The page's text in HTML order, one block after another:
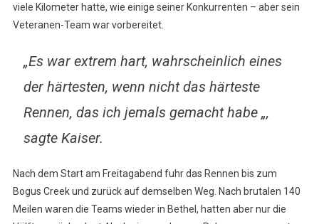
viele Kilometer hatte, wie einige seiner Konkurrenten – aber sein
Veteranen-Team war vorbereitet.
„Es war extrem hart, wahrscheinlich eines
der härtesten, wenn nicht das härteste
Rennen, das ich jemals gemacht habe „,
sagte Kaiser.
Nach dem Start am Freitagabend fuhr das Rennen bis zum
Bogus Creek und zurück auf demselben Weg. Nach brutalen 140
Meilen waren die Teams wieder in Bethel, hatten aber nur die